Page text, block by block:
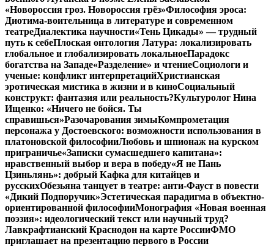
«Новороссия гроз. Новороссия грёз»Философия эроса:
Диотима-воительница в литературе и современном
театреДиалектика научности«Тень Цикады» — трудный
путь к себеПлоская онтология Латура: локализировать
глобальное и глобализировать локальноеПарадокс
богатства на Западе«Разделение» и чтениеСоциологи и
ученые: конфликт интерпретацийХристианская
эротическая мистика в жизни и в киноСоциальный
конструкт: фантазия или реальность?Культуролог Нина
Ищенко: «Ничего не бойся. Ты
справишься»Разочарования зимыКомпрометация
персонажа у Достоевского: возможности использования в
платоновской философииЛюбовь и шпионаж на курском
приграничье«Записки сумасшедшего капитана»:
нравственный выбор и вера в победу«Я не Пань
Цзиньлянь»: добрый Кафка для китайцев и
русскихОбезьяна танцует в театре: анти-Фауст в повести
«Дикий Подпоручик»Эстетическая парадигма в объектно-
ориентированной философииМонография «Новая военная
поэзия»: идеологический текст или научный труд?
Лавкрафтианский Краснодон на карте РоссииФМО
приглашает на презентацию первого в России